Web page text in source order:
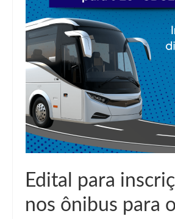
Para Você
Procedimento para registro
Clube de Vantagens
Valores dos serviços
Reserva de auditório
Notícias
Ouvidoria
Contatos
Fale Conosco
Edital para
nos ônibus para